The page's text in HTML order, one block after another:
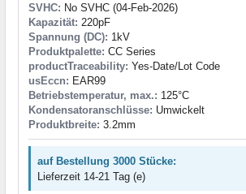
SVHC: No SVHC (04-Feb-2026)
Kapazität: 220pF
Spannung (DC): 1kV
Produktpalette: CC Series
productTraceability: Yes-Date/Lot Code
usEccn: EAR99
Betriebstemperatur, max.: 125°C
Kondensatoranschlüsse: Umwickelt
Produktbreite: 3.2mm
auf Bestellung 3000 Stücke:
Lieferzeit 14-21 Tag (e)